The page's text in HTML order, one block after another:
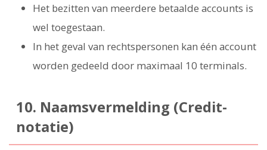
Het bezitten van meerdere betaalde accounts is
wel toegestaan.
In het geval van rechtspersonen kan één account
worden gedeeld door maximaal 10 terminals.
10. Naamsvermelding (Credit-
notatie)